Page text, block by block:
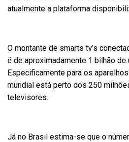
atualmente a plataforma
O montante de smarts tv’s
é de aproximadamente 1 bilhão de
Especificamente para os
mundial está perto dos 250
televisores.
Já no Brasil estima-se que o